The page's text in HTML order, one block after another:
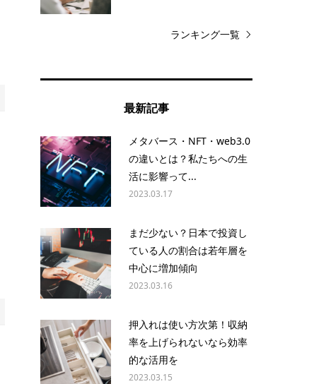
ランキング一覧
最新記事
メタバース・NFT・web3.0
の違いとは？私たちへの生
活に影響って...
2023.03.17
まだ少ない？日本で投資し
ている人の割合は若年層を
中心に増加傾向
2023.03.16
押入れは使い方次第！収納
率を上げられないなら効率
的な活用を
2023.03.15